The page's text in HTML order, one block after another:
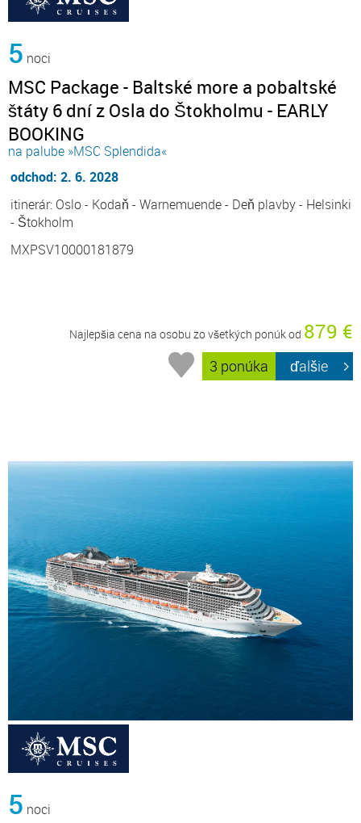
5 noci
MSC Package - Baltské more a pobaltské
štáty 6 dní z Osla do Štokholmu - EARLY
BOOKING
na palube »MSC Splendida«
odchod: 2. 6. 2028
itinerár: Oslo - Kodaň - Warnemuende - Deň plavby - Helsinki
- Štokholm
MXPSV10000181879
Najlepšia cena na osobu zo všetkých ponúk od 879 €
3 ponúka ďalšie
5 noci